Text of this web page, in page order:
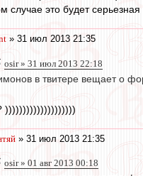
случае это будет
» 31 июл 2013 21:35
osir » 31 июл 2013 22:18
в твитере вещает о
))))))))))))))))))))
» 31 июл 2013 21:35
osir » 01 авг 2013 00:18